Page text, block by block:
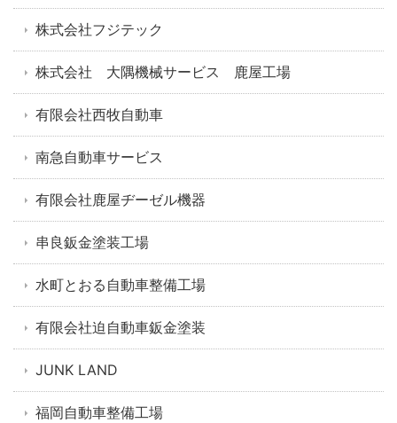
株式会社フジテック
株式会社 大隅機械サービス 鹿屋工場
有限会社西牧自動車
南急自動車サービス
有限会社鹿屋ヂーゼル機器
串良鈑金塗装工場
水町とおる自動車整備工場
有限会社迫自動車鈑金塗装
JUNK LAND
福岡自動車整備工場